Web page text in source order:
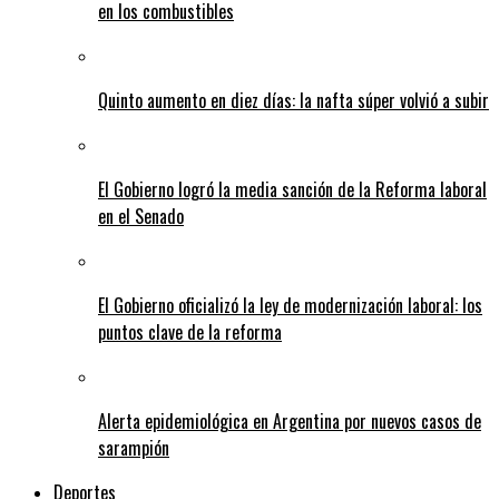
en los combustibles
Quinto aumento en diez días: la nafta súper volvió a subir
El Gobierno logró la media sanción de la Reforma laboral
en el Senado
El Gobierno oficializó la ley de modernización laboral: los
puntos clave de la reforma
Alerta epidemiológica en Argentina por nuevos casos de
sarampión
Deportes